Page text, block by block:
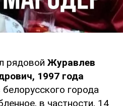
рядовой Журавлев
1997 года
города
в частности, 14